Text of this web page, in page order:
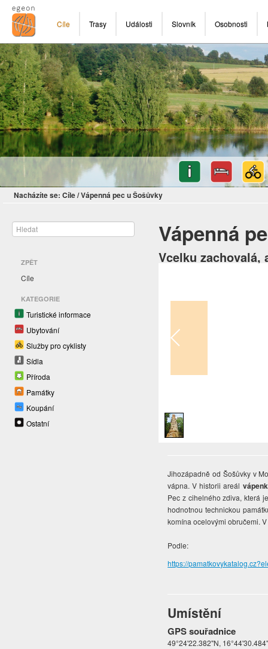
Cíle Trasy Události Slovník Osobnosti
Nacházíte se: Cíle/Vápenná pec u Šošůvky
ZPĚT
Cíle
KATEGORIE
Turistické informace
Ubytování
Služby pro cyklisty
Sídla
Příroda
Památky
Koupání
Ostatní
Vápenná
Vcelku zachovalá,
Jihozápadně od Šošůvky v
vápna. V historii areál
Pec z cihelného zdiva, která
hodnotnou technickou
komína ocelovými obručemi.
Podle:
https://
Umístění
GPS souřadnice
49°24'22.382"N,